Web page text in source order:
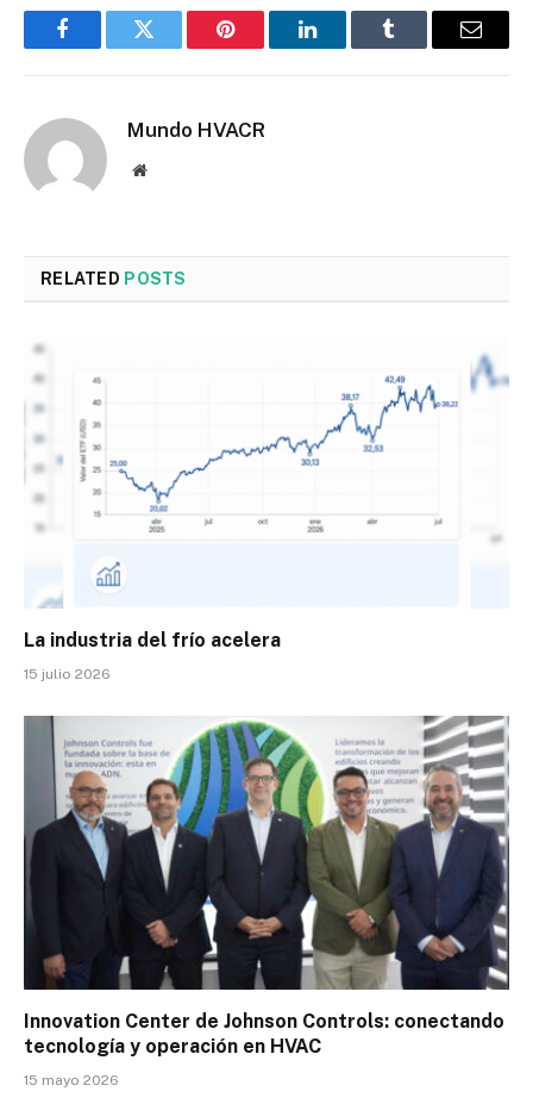
FacebookTwitter Pinterest LinkedInTumblr Email
Mundo HVACR
Website
RELATED POSTS
La industria del frío acelera
15 julio 2026
Innovation Center de Johnson Controls: conectando
tecnología y operación en HVAC
15 mayo 2026